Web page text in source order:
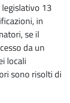
13
in
se il
da un
locali
sono risolti di